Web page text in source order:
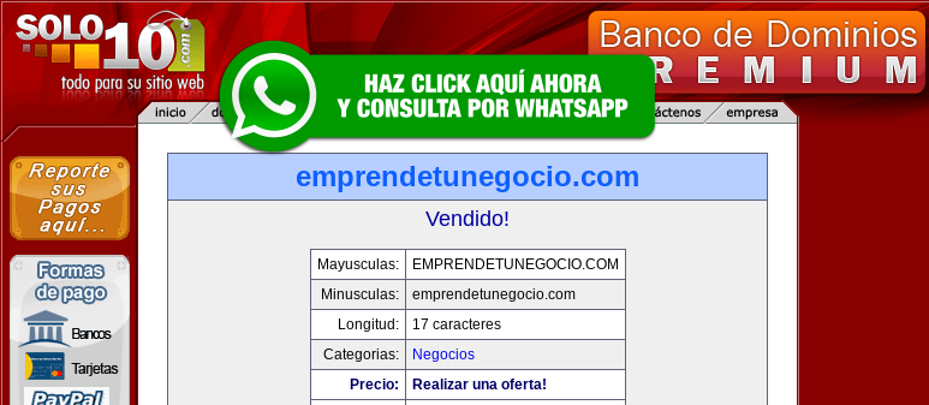
emprendetunegocio.com
Vendido!
Mayusculas:
EMPRENDETUNEGOCIO.COM
Minusculas:
emprendetunegocio.com
Longitud:
17 caracteres
Categorias:
Negocios
Precio:
Realizar una oferta!